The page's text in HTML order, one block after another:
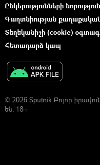
Ընկերությունների
Գաղտնիության
Տեղեկանիշի (cookie)
Հետադարձ կապ
© 2026 Sputnik Բոլոր
են. 18+